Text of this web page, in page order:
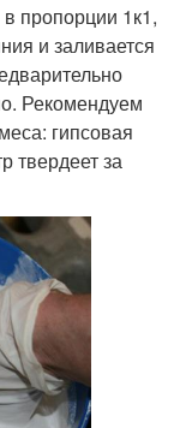
пропорции 1к1,
и заливается
Рекомендуем
гипсовая
твердеет за